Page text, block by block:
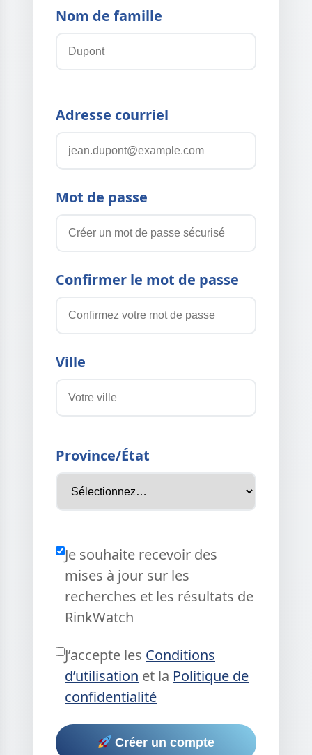
Nom de famille
Adresse courriel
Mot de passe
Confirmer le mot de passe
Ville
Province/État
Je souhaite recevoir des
mises à jour sur les
recherches et les résultats de
RinkWatch
J’accepte les Conditions
d’utilisation et la Politique de
confidentialité
Créer un compte